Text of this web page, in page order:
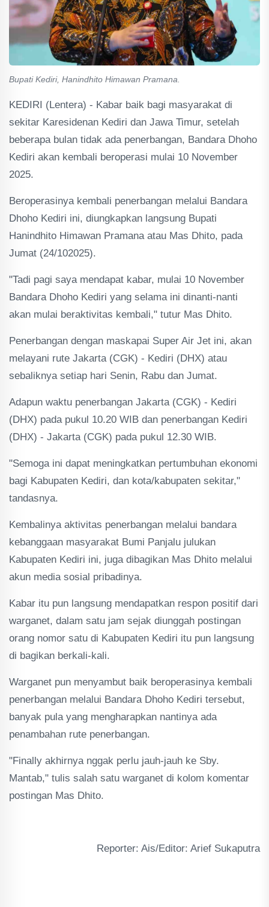
Bupati Kediri, Hanindhito Himawan Pramana.
KEDIRI (Lentera) - Kabar baik bagi masyarakat di
sekitar Karesidenan Kediri dan Jawa Timur, setelah
beberapa bulan tidak ada penerbangan, Bandara Dhoho
Kediri akan kembali beroperasi mulai 10 November
2025.
Beroperasinya kembali penerbangan melalui Bandara
Dhoho Kediri ini, diungkapkan langsung Bupati
Hanindhito Himawan Pramana atau Mas Dhito, pada
Jumat (24/102025).
"Tadi pagi saya mendapat kabar, mulai 10 November
Bandara Dhoho Kediri yang selama ini dinanti-nanti
akan mulai beraktivitas kembali," tutur Mas Dhito.
Penerbangan dengan maskapai Super Air Jet ini, akan
melayani rute Jakarta (CGK) - Kediri (DHX) atau
sebaliknya setiap hari Senin, Rabu dan Jumat.
Adapun waktu penerbangan Jakarta (CGK) - Kediri
(DHX) pada pukul 10.20 WIB dan penerbangan Kediri
(DHX) - Jakarta (CGK) pada pukul 12.30 WIB.
"Semoga ini dapat meningkatkan pertumbuhan ekonomi
bagi Kabupaten Kediri, dan kota/kabupaten sekitar,"
tandasnya.
Kembalinya aktivitas penerbangan melalui bandara
kebanggaan masyarakat Bumi Panjalu julukan
Kabupaten Kediri ini, juga dibagikan Mas Dhito melalui
akun media sosial pribadinya.
Kabar itu pun langsung mendapatkan respon positif dari
warganet, dalam satu jam sejak diunggah postingan
orang nomor satu di Kabupaten Kediri itu pun langsung
di bagikan berkali-kali.
Warganet pun menyambut baik beroperasinya kembali
penerbangan melalui Bandara Dhoho Kediri tersebut,
banyak pula yang mengharapkan nantinya ada
penambahan rute penerbangan.
"Finally akhirnya nggak perlu jauh-jauh ke Sby.
Mantab," tulis salah satu warganet di kolom komentar
postingan Mas Dhito.
Reporter: Ais/Editor: Arief Sukaputra